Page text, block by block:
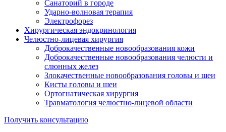
Санаторий в городе
Ударно-волновая терапия
Электрофорез
Хирургическая эндокринология
Челюстно-лицевая хирургия
Доброкачественные новообразования кожи
Доброкачественные новообразования челюсти и
слюнных желез
Злокачественные новообразования головы и шеи
Кисты головы и шеи
Ортогнатическая хирургия
Травматология челюстно-лицевой области
Получить консультацию